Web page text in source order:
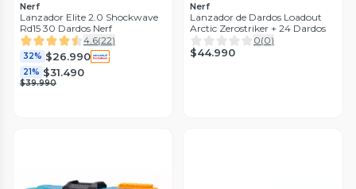
Nerf
Lanzador Elite 2.0 Shockwave
Rd15 30 Dardos Nerf
4.6(22)
32% $26.990
21% $31.490
$39.990
Nerf
Lanzador de Dardos Loadout
Arctic Zerostriker + 24 Dardos
0(0)
$44.990